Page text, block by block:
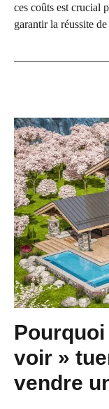
ces coûts est crucial
garantir la réussite
voir »
vendre